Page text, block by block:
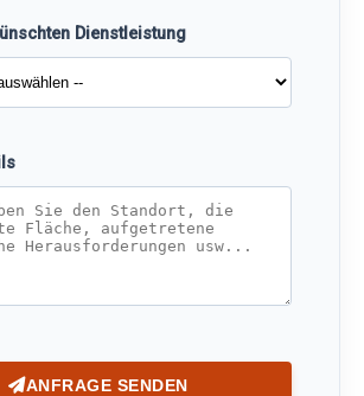
Dienstleistung
ANFRAGE SENDEN